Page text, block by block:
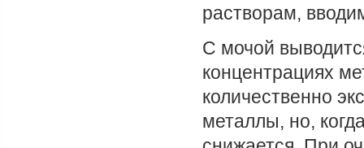
растворам,
С мочой
концентрациях
количественно
металлы, но,